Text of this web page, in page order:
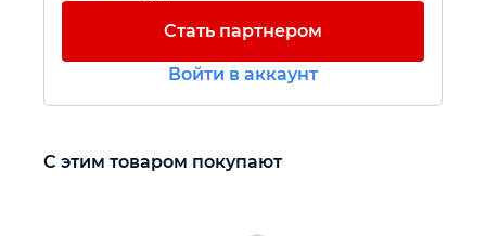
Крепежный инструмент
Стать партнером
Войти в аккаунт
С этим товаром покупают